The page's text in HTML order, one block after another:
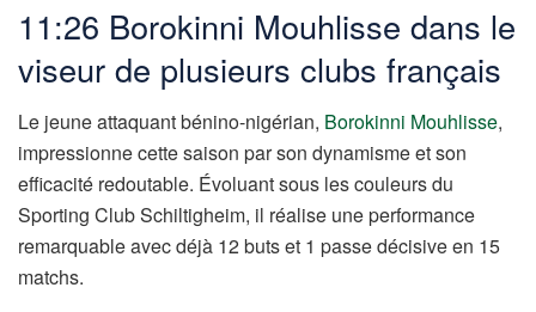
11:26 Borokinni Mouhlisse dans le
viseur de plusieurs clubs français
Le jeune attaquant bénino-nigérian, Borokinni Mouhlisse,
impressionne cette saison par son dynamisme et son
efficacité redoutable. Évoluant sous les couleurs du
Sporting Club Schiltigheim, il réalise une performance
remarquable avec déjà 12 buts et 1 passe décisive en 15
matchs.